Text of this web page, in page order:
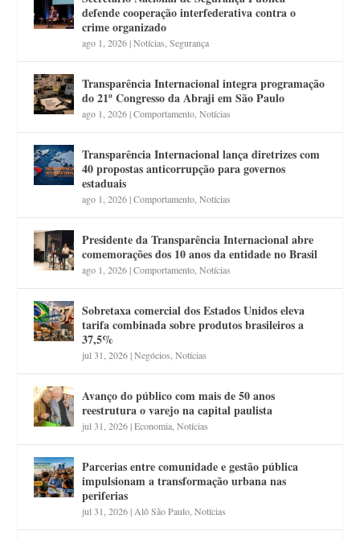
defende cooperação interfederativa contra o
crime organizado
ago 1, 2026|Notícias ,Segurança
Transparência Internacional integra programação
do 21º Congresso da Abraji em São Paulo
ago 1, 2026|Comportamento ,Notícias
Transparência Internacional lança diretrizes com
40 propostas anticorrupção para governos
estaduais
ago 1, 2026|Comportamento ,Notícias
Presidente da Transparência Internacional abre
comemorações dos 10 anos da entidade no Brasil
ago 1, 2026|Comportamento ,Notícias
Sobretaxa comercial dos Estados Unidos eleva
tarifa combinada sobre produtos brasileiros a
37,5%
jul 31, 2026|Negócios ,Notícias
Avanço do público com mais de 50 anos
reestrutura o varejo na capital paulista
jul 31, 2026|Economia ,Notícias
Parcerias entre comunidade e gestão pública
impulsionam a transformação urbana nas
periferias
jul 31, 2026| Alô São Paulo ,Notícias